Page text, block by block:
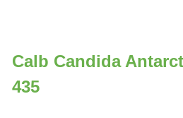
Calb Candida
435